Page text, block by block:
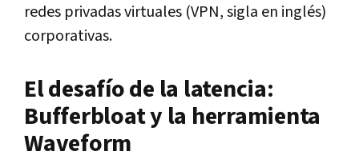
redes privadas virtuales (VPN, sigla en inglés)
corporativas.
El desafío de la latencia:
Bufferbloat y la herramienta
Waveform